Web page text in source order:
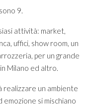
9.
attività: market,
uffici, show room, un
per un grande
Milano ed altro.
realizzare un ambiente
si mischiano